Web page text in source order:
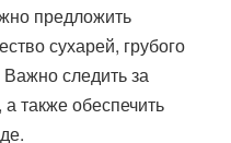
предложить
сухарей, грубого
следить за
также обеспечить